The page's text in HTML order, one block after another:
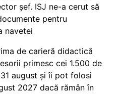
șef. ISJ ne-a cerut să
pentru
navetei
de carieră didactică
primesc cei 1.500 de
august și îi pot folosi
2027 dacă rămân în